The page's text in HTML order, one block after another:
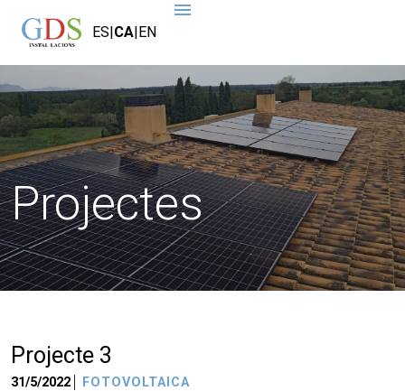
ES|CA|EN
Projectes
Projecte 3
31/5/2022 FOTOVOLTAICA